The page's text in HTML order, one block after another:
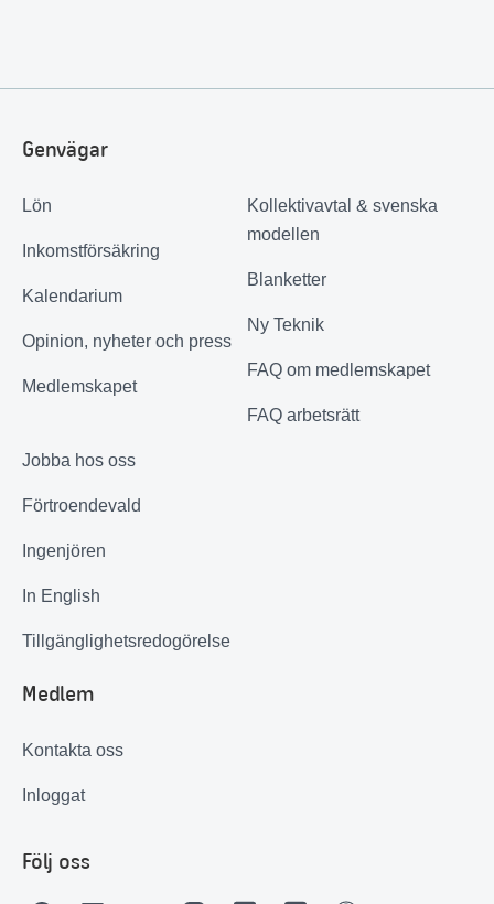
Genvägar
Lön
Inkomstförsäkring
Kalendarium
Opinion, nyheter och press
Medlemskapet
Kollektivavtal & svenska
modellen
Blanketter
Ny Teknik
FAQ om medlemskapet
FAQ arbetsrätt
Jobba hos oss
Förtroendevald
Ingenjören
In English
Tillgänglighetsredogörelse
Medlem
Kontakta oss
Inloggat
Följ oss